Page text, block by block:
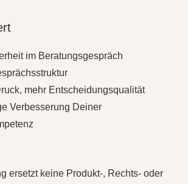
im Beratungsgespräch
mehr Entscheidungsqualität
Verbesserung Deiner
ersetzt keine Produkt‑, Rechts‑ oder